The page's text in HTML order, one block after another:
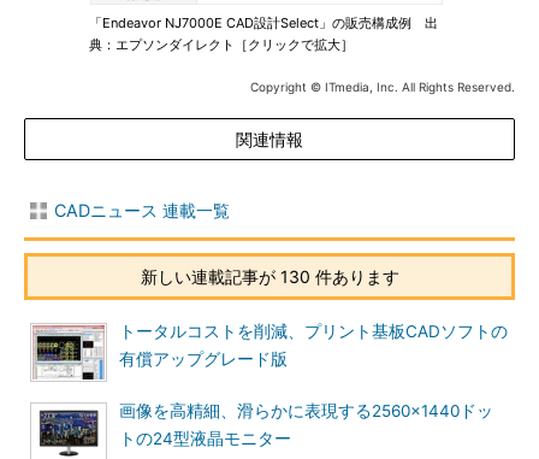
「Endeavor NJ7000E CAD設計Select」の販売構成例 出
典：エプソンダイレクト［クリックで拡大］
Copyright © ITmedia, Inc. All Rights Reserved.
関連情報
CADニュース 連載一覧
新しい連載記事が 130 件あります
トータルコストを削減、プリント基板CADソフトの
有償アップグレード版
画像を高精細、滑らかに表現する2560×1440ドッ
トの24型液晶モニター